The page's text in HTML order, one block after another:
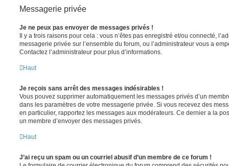
Messagerie privée
Je ne peux pas envoyer de messages privés !
Il y a trois raisons pour cela : vous n’êtes pas enregistré et/ou connecté,
messagerie privée sur l’ensemble du forum, ou l’administrateur vous a
Contactez l’administrateur pour plus d’informations.
Haut
Je reçois sans arrêt des messages indésirables !
Vous pouvez supprimer automatiquement les messages privés d’un
dans les paramètres de votre messagerie privée. Si vous recevez des
en particulier, rapportez les messages aux modérateurs. Ce dernier a la
un membre d’envoyer des messages privés.
Haut
J’ai reçu un spam ou un courriel abusif d’un membre de ce forum !